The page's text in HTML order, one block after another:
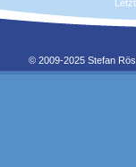
© 2009-2025 Stefan